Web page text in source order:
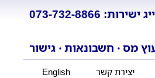
ישירות: 073-732-8866
מס ‧ חשבונאות ‧ גישור
יצירת קשר English